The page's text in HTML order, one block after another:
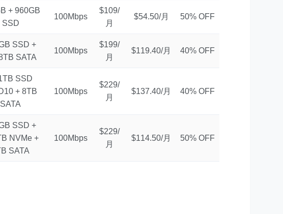
+ 960GB
SSD
100Mbps
$109/
月
$54.50/月 50% OFF
SSD +
SATA
100Mbps
$199/
月
$119.40/月 40% OFF
SSD
+ 8TB
SATA
100Mbps
$229/
月
$137.40/月 40% OFF
SSD +
NVMe +
SATA
100Mbps
$229/
月
$114.50/月 50% OFF